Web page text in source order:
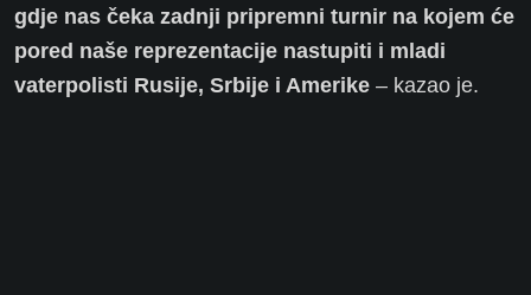
gdje nas čeka zadnji pripremni turnir na kojem će
pored naše reprezentacije nastupiti i mladi
vaterpolisti Rusije, Srbije i Amerike – kazao je.